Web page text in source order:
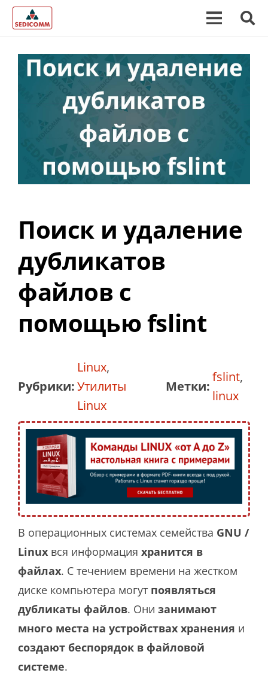
Поиск и удаление
дубликатов
файлов с
помощью fslint
Рубрики:
Linux,
Утилиты
Linux
Метки:
fslint,
linux
В операционных системах семейства GNU /
Linux вся информация хранится в
файлах. С течением времени на жестком
диске компьютера могут появляться
дубликаты файлов. Они занимают
много места на устройствах хранения и
создают беспорядок в файловой
системе.